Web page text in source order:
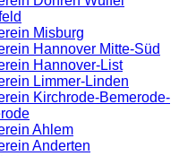
Misburg
Hannover Mitte-Süd
Hannover-List
Limmer-Linden
Kirchrode-Bemerode-
Ahlem
Anderten